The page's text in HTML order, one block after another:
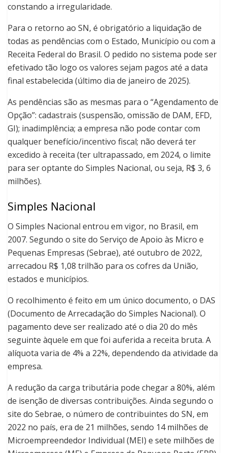
constando a irregularidade.
Para o retorno ao SN, é obrigatório a liquidação de
todas as pendências com o Estado, Município ou com a
Receita Federal do Brasil. O pedido no sistema pode ser
efetivado tão logo os valores sejam pagos até a data
final estabelecida (último dia de janeiro de 2025).
As pendências são as mesmas para o “Agendamento de
Opção”: cadastrais (suspensão, omissão de DAM, EFD,
GI); inadimplência; a empresa não pode contar com
qualquer benefício/incentivo fiscal; não deverá ter
excedido à receita (ter ultrapassado, em 2024, o limite
para ser optante do Simples Nacional, ou seja, R$ 3, 6
milhões).
Simples Nacional
O Simples Nacional entrou em vigor, no Brasil, em
2007. Segundo o site do Serviço de Apoio às Micro e
Pequenas Empresas (Sebrae), até outubro de 2022,
arrecadou R$ 1,08 trilhão para os cofres da União,
estados e municípios.
O recolhimento é feito em um único documento, o DAS
(Documento de Arrecadação do Simples Nacional). O
pagamento deve ser realizado até o dia 20 do mês
seguinte àquele em que foi auferida a receita bruta. A
alíquota varia de 4% a 22%, dependendo da atividade da
empresa.
A redução da carga tributária pode chegar a 80%, além
de isenção de diversas contribuições. Ainda segundo o
site do Sebrae, o número de contribuintes do SN, em
2022 no país, era de 21 milhões, sendo 14 milhões de
Microempreendedor Individual (MEI) e sete milhões de